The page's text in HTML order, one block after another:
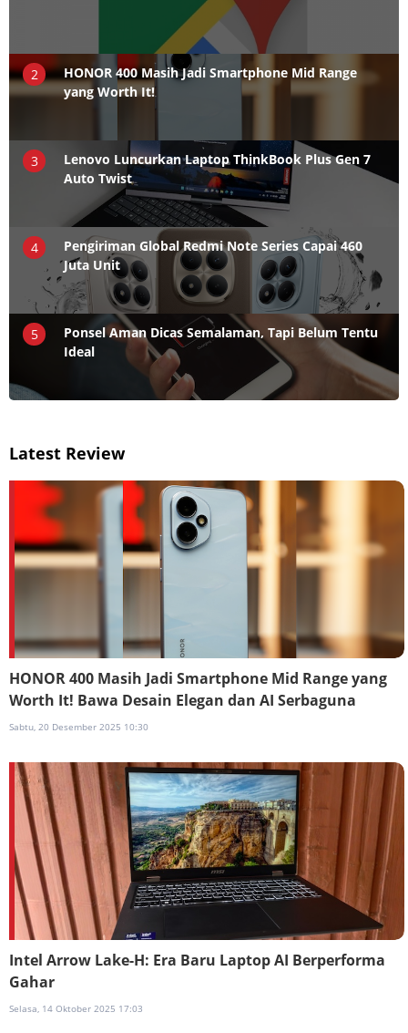
2
HONOR 400 Masih Jadi Smartphone Mid Range
yang Worth It!
3
Lenovo Luncurkan Laptop ThinkBook Plus Gen 7
Auto Twist
4
Pengiriman Global Redmi Note Series Capai 460
Juta Unit
5
Ponsel Aman Dicas Semalaman, Tapi Belum Tentu
Ideal
Latest Review
HONOR 400 Masih Jadi Smartphone Mid Range yang
Worth It! Bawa Desain Elegan dan AI Serbaguna
Sabtu, 20 Desember 2025 10:30
Intel Arrow Lake-H: Era Baru Laptop AI Berperforma
Gahar
Selasa, 14 Oktober 2025 17:03